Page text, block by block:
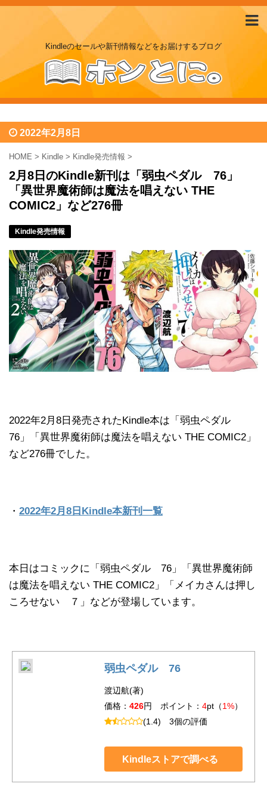
Kindleのセールや新刊情報などをお届けするブログ
2022年2月8日
HOME > Kindle > Kindle発売情報 >
2月8日のKindle新刊は「弱虫ペダル 76」
「異世界魔術師は魔法を唱えない THE
COMIC2」など276冊
Kindle発売情報
2022年2月8日発売されたKindle本は「弱虫ペダル
76」「異世界魔術師は魔法を唱えない THE COMIC2」
など276冊でした。
・ 2022年2月8日Kindle本新刊一覧
本日はコミックに「弱虫ペダル 76」「異世界魔術師
は魔法を唱えない THE COMIC2」「メイカさんは押し
ころせない ７」などが登場しています。
弱虫ペダル 76
渡辺航(著)
価格： 426円 ポイント： 4pt（1%）
(1.4) 3個の評価
Kindleストアで調べる